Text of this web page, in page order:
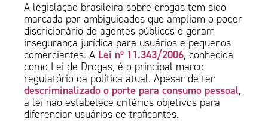
A legislação brasileira sobre drogas tem sido
marcada por ambiguidades que ampliam o poder
discricionário de agentes públicos e geram
insegurança jurídica para usuários e pequenos
comerciantes. A Lei nº 11.343/2006, conhecida
como Lei de Drogas, é o principal marco
regulatório da política atual. Apesar de ter
descriminalizado o porte para consumo pessoal,
a lei não estabelece critérios objetivos para
diferenciar usuários de traficantes.